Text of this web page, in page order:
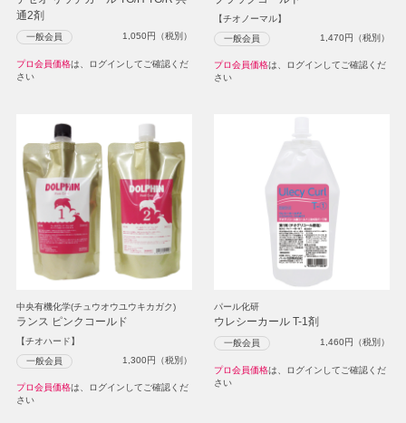
通2剤
一般会員 1,050円（税別）
プロ会員価格は、ログインしてご確認くだ
さい
【チオノーマル】
一般会員 1,470円（税別）
プロ会員価格は、ログインしてご確認くだ
さい
中央有機化学(チュウオウユウキカガク)
ランス ピンクコールド
【チオハード】
一般会員 1,300円（税別）
プロ会員価格は、ログインしてご確認くだ
さい
パール化研
ウレシーカール T-1剤
一般会員 1,460円（税別）
プロ会員価格は、ログインしてご確認くだ
さい